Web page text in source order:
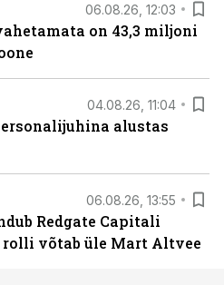
06.08.26, 12:03
on 43,3 miljoni
04.08.26, 11:04
alustas
06.08.26, 13:55
Redgate Capitali
võtab üle Mart Altvee